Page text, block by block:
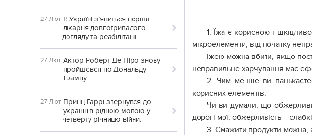
27 Лют В Україні з’явиться перша
лікарня довготривалого
догляду та реабілітації
27 Лют Актор Роберт Де Ніро знову
пройшовся по Дональду
Трампу
27 Лют Принц Гаррі звернувся до
українців рідною мовою у
четверту річницю війни.
1. Їжа є корисною і
мікроелементи, від початку
Їжею можна вбити, якщо
неправильне харчування має
2. Чим менше ви
корисних елементів.
Чи ви думали, що
дорогі мої, обжерливість –
3. Смажити продукти можна,